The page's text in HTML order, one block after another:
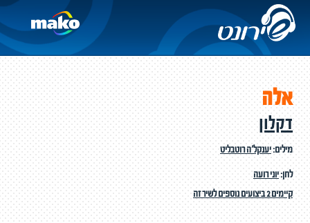
אלה
דקלון
מילים:יענקל'ה רוטבליט
לחן:יוני רועה
קיימים 2 ביצועים נוספים לשיר זה